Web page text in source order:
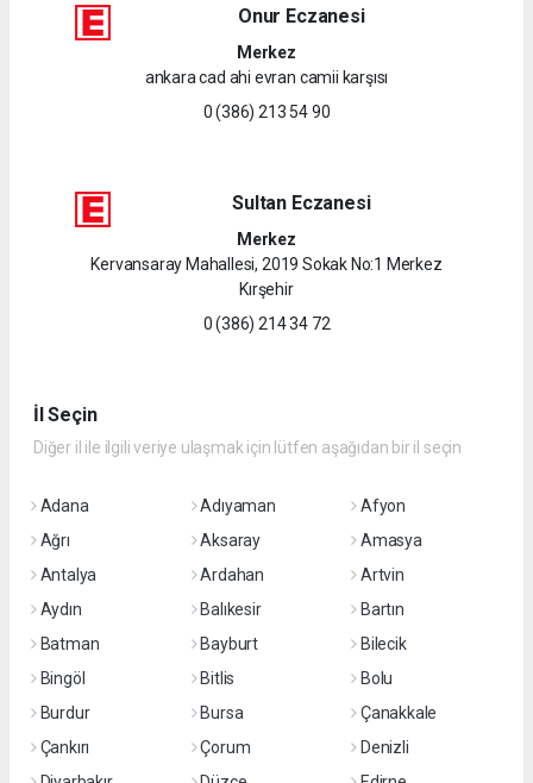
Onur Eczanesi
Merkez
ankara cad ahi evran camii karşısı
0 (386) 213 54 90
Sultan Eczanesi
Merkez
Kervansaray Mahallesi, 2019 Sokak No:1 Merkez
Kırşehir
0 (386) 214 34 72
İl Seçin
Diğer il ile ilgili veriye ulaşmak için lütfen aşağıdan bir il seçin
Adana Adıyaman
Afyon
Ağrı
Aksaray
Amasya
Antalya
Ardahan
Artvin
Aydın
Balıkesir
Bartın
Batman
Bayburt
Bilecik
Bingöl
Bitlis
Bolu
Burdur
Bursa
Çanakkale
Çankırı
Çorum
Denizli